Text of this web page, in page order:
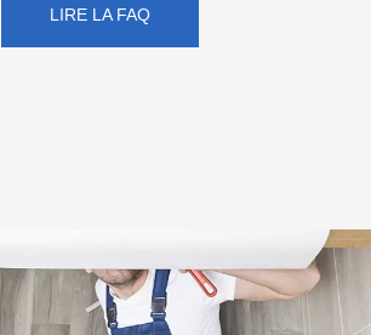
LIRE LA FAQ